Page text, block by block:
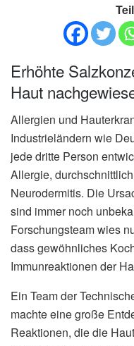
Erhöhte
Haut
Allergien und
Industrieländern wie
jede dritte Person
Allergie,
Neurodermitis. Die
sind immer noch
Forschungsteam wies
dass gewöhnliches
Immunreaktionen der
Ein Team der
machte eine große
Reaktionen, die die